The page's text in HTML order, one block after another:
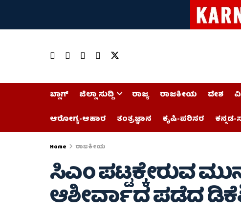
ಬ್ಲಾಗ್ ಜಿಲ್ಲಾ ಸುದ್ದಿ ರಾಜ್ಯ ರಾಜಕೀಯ ದೇಶ
ಆರೋಗ್ಯ-ಆಹಾರ
ತಂತ್ರಜ್ಞಾನ ಕೃಷಿ-ಪರಿಸರ ಕನ್ನಡ-
Home ರಾಜಕೀಯ
ಸಿಎಂ ಪಟ್ಟಕ್ಕೇರುವ
ಆಶೀರ್ವಾದ ಪಡೆದ